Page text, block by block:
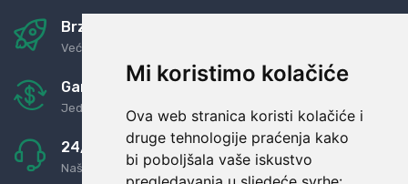
Mi koristimo kolačiće
Ova web stranica koristi kolačiće i
druge tehnologije praćenja kako
bi poboljšala vaše iskustvo
Brza i sigurna dostava
Već za nekoliko dana kod vas
Garancija u povrat novaca
Jednostavno pravilo: Roba za novac
24/7 odlična podrška
Naši agenti uvijek na raspolaganju